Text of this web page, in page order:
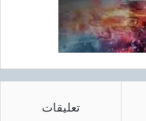
تعليقات